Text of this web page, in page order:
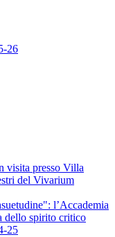
26
visita presso Villa
del Vivarium
l’Accademia
dello spirito critico
25